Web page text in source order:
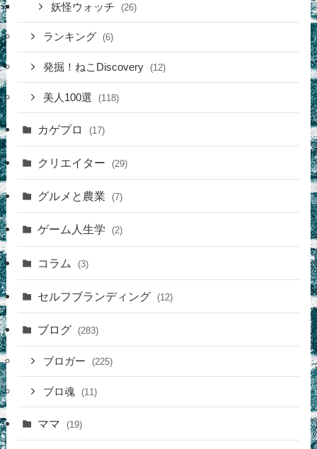
妖怪ウォッチ (26)
ランキング (6)
発掘！ねこDiscovery (12)
美人100選 (118)
カゲプロ (17)
クリエイター (29)
グルメと農業 (7)
ゲーム人生学 (2)
コラム (3)
セルフブランディング (12)
ブログ (283)
ブロガー (225)
ブロ魂 (11)
ママ (19)